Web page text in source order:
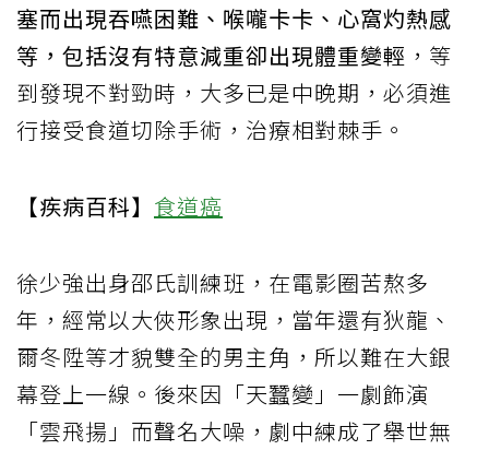
塞而出現吞嚥困難、喉嚨卡卡、心窩灼熱感
等，包括沒有特意減重卻出現體重變輕 ，等
到發現不對勁時，大多已是中晚期，必須進
行接受食道切除手術，治療相對棘手。
【疾病百科】 食道癌
徐少強出身邵氏訓練班，在電影圈苦熬多
年，經常以大俠形象出現，當年還有狄龍、
爾冬陞等才貌雙全的男主角，所以難在大銀
幕登上一線。後來因「天蠶變」一劇飾演
「雲飛揚」而聲名大噪，劇中練成了舉世無